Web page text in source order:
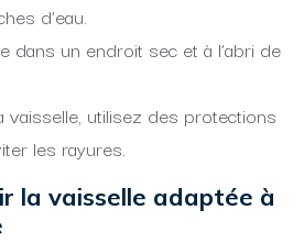
d’eau.
dans un endroit sec et à l’abri de
vaisselle, utilisez des protections
les rayures.
la vaisselle adaptée à